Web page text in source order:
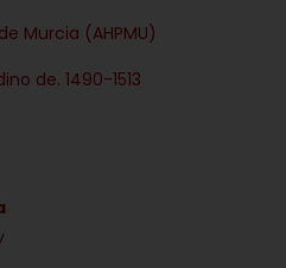
Murcia (AHPMU)
de. 1490-1513